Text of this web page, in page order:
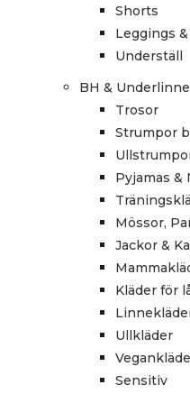
Shorts
Leggings
Underställ
BH &
Trosor
Strumpor
Pyjamas
Mössor,
Jackor &
Kläder för
Ullkläder
Sensitiv